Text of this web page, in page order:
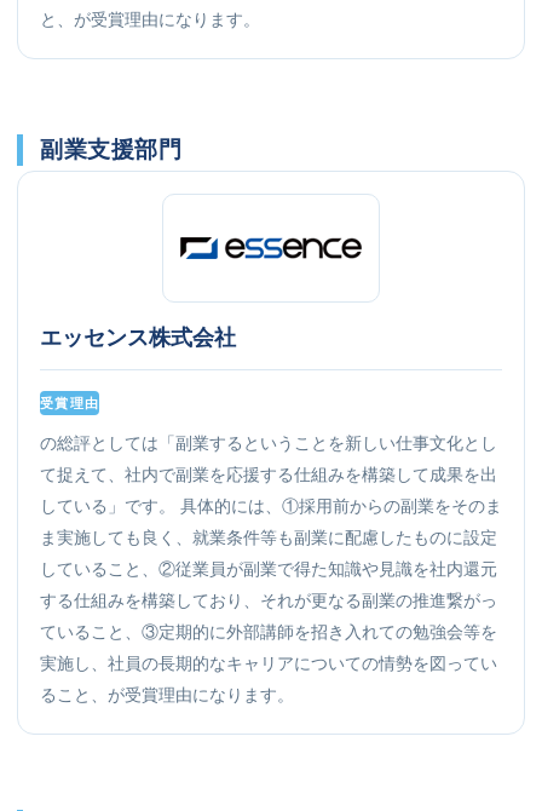
と、が受賞理由になります。
副業支援部門
エッセンス株式会社​
受賞理由
の総評としては「副業するということを新しい仕事文化とし
て捉えて、社内で副業を応援する仕組みを構築して成果を出
している」です。 具体的には、①採用前からの副業をそのま
ま実施しても良く、就業条件等も副業に配慮したものに設定
していること、②従業員が副業で得た知識や見識を社内還元
する仕組みを構築しており、それが更なる副業の推進繋がっ
ていること、③定期的に外部講師を招き入れての勉強会等を
実施し、社員の長期的なキャリアについての情勢を図ってい
ること、が受賞理由になります。